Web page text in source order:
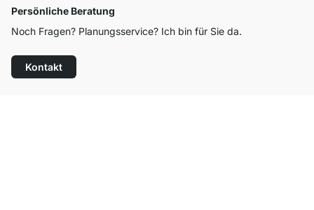
Persönliche Beratung
Noch Fragen? Planungsservice? Ich bin für Sie da.
Kontakt